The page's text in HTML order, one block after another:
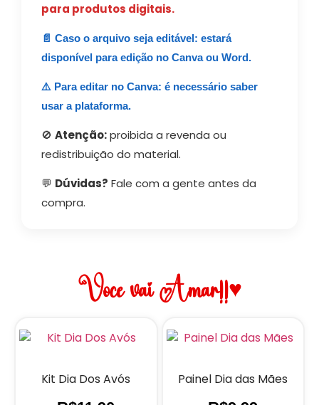
para produtos digitais.
📄 Caso o arquivo seja editável: estará
disponível para edição no Canva ou Word.
⚠️ Para editar no Canva: é necessário saber
usar a plataforma.
🚫 Atenção:proibida a revenda ou
redistribuição do material.
💬 Dúvidas? Fale com a gente antes da
compra.
Você vai Amar!!♥
Kit Dia Dos Avós Painel Dia das Mães